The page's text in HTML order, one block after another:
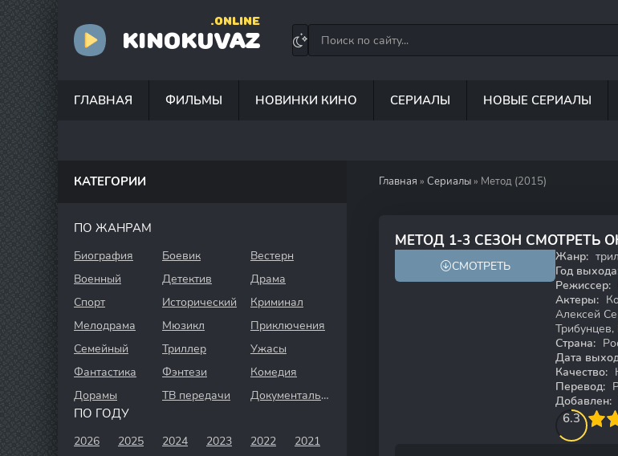
KINOKUVAZ
.ONLINE
ГЛАВНАЯ ФИЛЬМЫ НОВИНКИ КИНО СЕРИАЛЫ НОВЫЕ СЕРИАЛЫ
Главная » Сериалы » Метод (2015)
МЕТОД 1-3 СЕЗОН СМОТРЕТЬ
8.3 7.3
СМОТРЕТЬ
Жанр:
Год
Режиссер:
Актеры:
Алексей
Страна:
Дата
Качество:
Перевод:
Добавлен:
6.3
4 5 6
КАТЕГОРИИ
ПО ЖАНРАМ
Биография Боевик
Вестерн
Военный
Детектив
Драма
Спорт
Исторический
Криминал
Мелодрама
Мюзикл
Приключения
Семейный
Триллер
Ужасы
Фантастика
Фэнтези
Комедия
Дорамы
ТВ передачи Документальный
ПО ГОДУ
2026 2025 2024 2023 2022
2021